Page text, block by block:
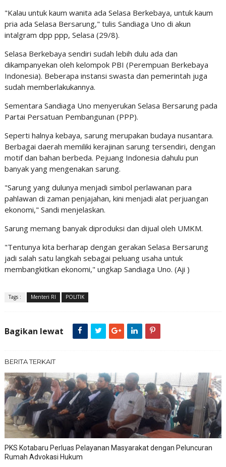
"Kalau untuk kaum wanita ada Selasa Berkebaya, untuk kaum
pria ada Selasa Bersarung," tulis Sandiaga Uno di akun
intalgram dpp ppp, Selasa (29/8).
Selasa Berkebaya sendiri sudah lebih dulu ada dan
dikampanyekan oleh kelompok PBI (Perempuan Berkebaya
Indonesia). Beberapa instansi swasta dan pemerintah juga
sudah memberlakukannya.
Sementara Sandiaga Uno menyerukan Selasa Bersarung pada
Partai Persatuan Pembangunan (PPP).
Seperti halnya kebaya, sarung merupakan budaya nusantara.
Berbagai daerah memiliki kerajinan sarung tersendiri, dengan
motif dan bahan berbeda. Pejuang Indonesia dahulu pun
banyak yang mengenakan sarung.
"Sarung yang dulunya menjadi simbol perlawanan para
pahlawan di zaman penjajahan, kini menjadi alat perjuangan
ekonomi," Sandi menjelaskan.
Sarung memang banyak diproduksi dan dijual oleh UMKM.
"Tentunya kita berharap dengan gerakan Selasa Bersarung
jadi salah satu langkah sebagai peluang usaha untuk
membangkitkan ekonomi," ungkap Sandiaga Uno. (Aji )
Tags : Menteri RI POLITIK
Bagikan lewat
BERITA TERKAIT
PKS Kotabaru Perluas Pelayanan Masyarakat dengan Peluncuran
Rumah Advokasi Hukum